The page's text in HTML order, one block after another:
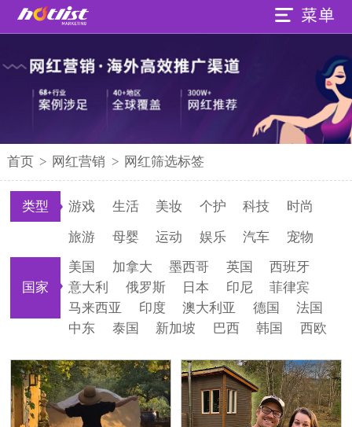
首页 > 网红营销 > 网红筛选标签
类型 游戏 生活 美妆 个护 科技 时尚
旅游 母婴 运动 娱乐 汽车 宠物
国家
美国 加拿大 墨西哥 英国
西班牙
意大利
俄罗斯 日本 印尼
菲律宾
马来西亚
印度 澳大利亚 德国
法国
中东
泰国 新加坡 巴西 韩国 西欧